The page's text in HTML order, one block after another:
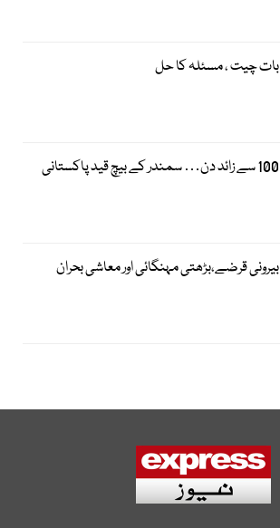
بات چیت ، مسئلہ کا حل
100 سے زائد دن… سمندر کے بیچ قید پاکستانی
بیرونی قرضے،بڑھتی مہنگائی اور معاشی بحران